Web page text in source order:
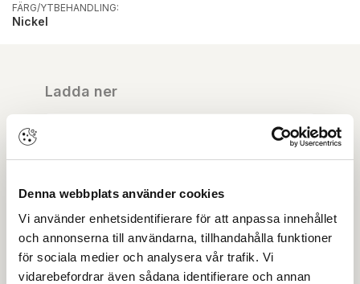
Denna webbplats använder cookies
Vi använder enhetsidentifierare för att anpassa innehållet
och annonserna till användarna, tillhandahålla funktioner
för sociala medier och analysera vår trafik. Vi
vidarebefordrar även sådana identifierare och annan
FÄRG/YTBEHANDLING:
Nickel
Ladda ner
Miljödeklaration
Monteringsanvisning